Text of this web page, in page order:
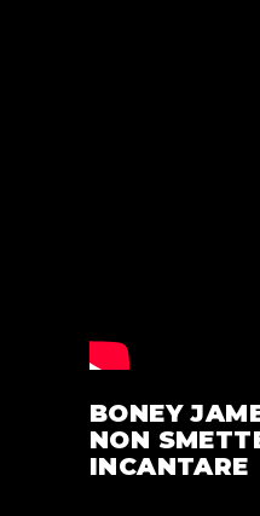
BONEY
NON
INCANTARE